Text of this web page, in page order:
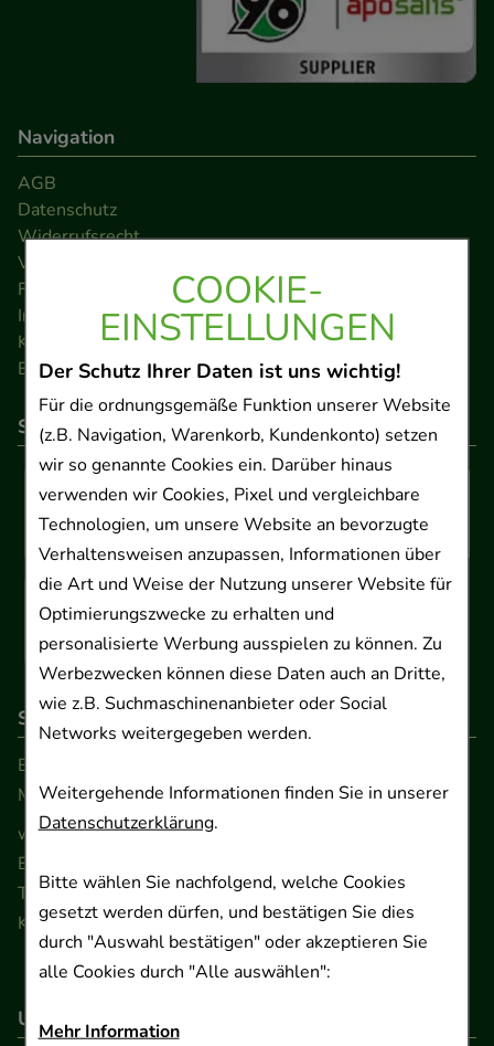
COOKIE-
EINSTELLUNGEN
Der Schutz Ihrer Daten ist uns wichtig!
Für die ordnungsgemäße Funktion unserer Website
(z.B. Navigation, Warenkorb, Kundenkonto) setzen
wir so genannte Cookies ein. Darüber hinaus
verwenden wir Cookies, Pixel und vergleichbare
Technologien, um unsere Website an bevorzugte
Verhaltensweisen anzupassen, Informationen über
die Art und Weise der Nutzung unserer Website für
Optimierungszwecke zu erhalten und
personalisierte Werbung ausspielen zu können. Zu
Werbezwecken können diese Daten auch an Dritte,
wie z.B. Suchmaschinenanbieter oder Social
Networks weitergegeben werden.
Weitergehende Informationen finden Sie in unserer
Datenschutzerklärung.
Bitte wählen Sie nachfolgend, welche Cookies
gesetzt werden dürfen, und bestätigen Sie dies
durch "Auswahl bestätigen" oder akzeptieren Sie
alle Cookies durch "Alle auswählen":
Mehr Information
Navigation
AGB
Datenschutz
Widerrufsrecht
Versandkosten
FAQ
Impressum
Kontakt
Barrierefreiheitserklärung
So können Sie bezahlen
So erreichen Sie uns
Beratung und Kundenservice:
Montag - Freitag von 9.00 bis 17.00 Uhr
www.ApoSalis.de· E-Mail:
Ernst-August-Platz 2 · 30159 Hannover
Telefon 0511 89 71 80 0 · Fax 0511 89 71 80 11
Kontaktformular
Unser Versanddienstleister